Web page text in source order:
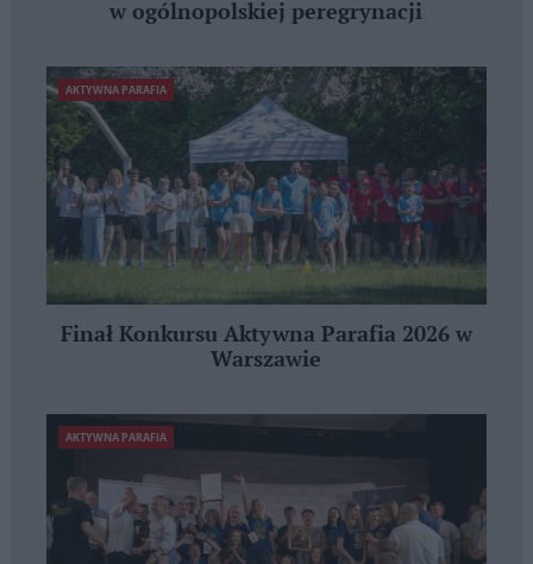
w ogólnopolskiej peregrynacji
AKTYWNA PARAFIA
Finał Konkursu Aktywna Parafia 2026 w
Warszawie
AKTYWNA PARAFIA